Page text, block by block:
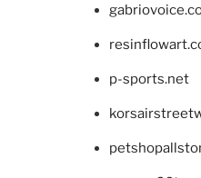
p-sports.net